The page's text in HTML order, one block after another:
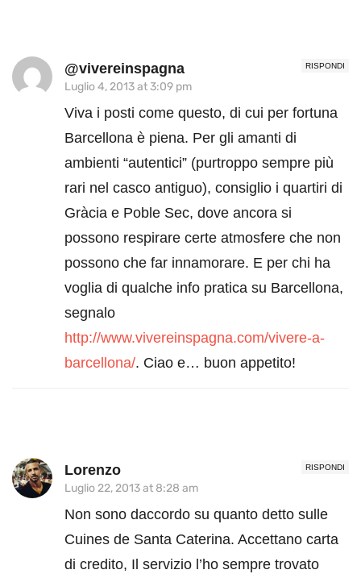
RISPONDI
@vivereinspagna
Luglio 4, 2013 at 3:09 pm
Viva i posti come questo, di cui per fortuna
Barcellona è piena. Per gli amanti di
ambienti “autentici” (purtroppo sempre più
rari nel casco antiguo), consiglio i quartiri di
Gràcia e Poble Sec, dove ancora si
possono respirare certe atmosfere che non
possono che far innamorare. E per chi ha
voglia di qualche info pratica su Barcellona,
segnalo
http://www.vivereinspagna.com/vivere-a-
barcellona/. Ciao e… buon appetito!
RISPONDI
Lorenzo
Luglio 22, 2013 at 8:28 am
Non sono daccordo su quanto detto sulle
Cuines de Santa Caterina. Accettano carta
di credito, Il servizio l’ho sempre trovato